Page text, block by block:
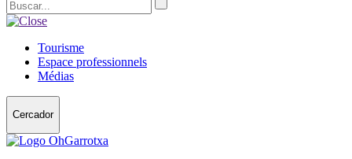
Tourisme
Espace professionnels
Médias
Cercador